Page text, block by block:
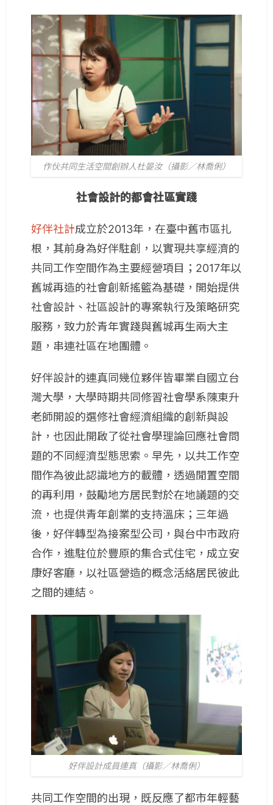
作伙共同生活空間創辦人杜晏汝（攝影／林喬俐）
社會設計的都會社區實踐
好伴社計成立於2013年，在臺中舊市區扎
根，其前身為好伴駐創，以實現共享經濟的
共同工作空間作為主要經營項目；2017年以
舊城再造的社會創新搖籃為基礎，開始提供
社會設計、社區設計的專案執行及策略研究
服務，致力於青年實踐與舊城再生兩大主
題，串連社區在地團體。
好伴設計的連真同幾位夥伴皆畢業自國立台
灣大學，大學時期共同修習社會學系陳東升
老師開設的選修社會經濟組織的創新與設
計，也因此開啟了從社會學理論回應社會問
題的不同經濟型態思索。早先，以共工作空
間作為彼此認識地方的載體，透過閒置空間
的再利用，鼓勵地方居民對於在地議題的交
流，也提供青年創業的支持溫床；三年過
後，好伴轉型為接案型公司，與台中市政府
合作，進駐位於豐原的集合式住宅，成立安
康好客廳，以社區營造的概念活絡居民彼此
之間的連結。
好伴設計成員連真（攝影／林喬俐）
共同工作空間的出現，既反應了都市年輕藝